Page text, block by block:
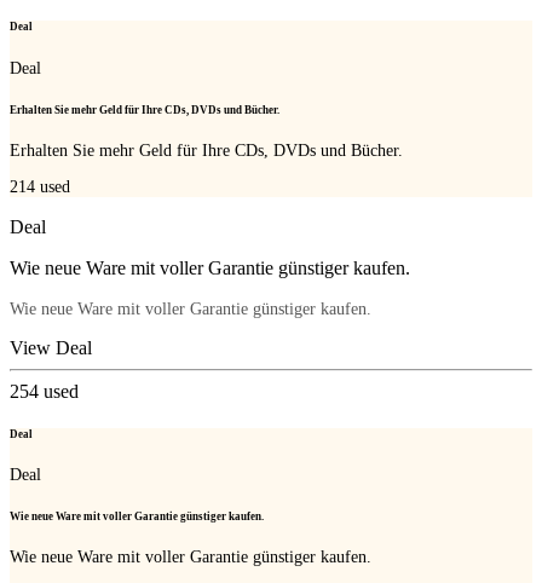
Deal
Deal
Erhalten Sie mehr Geld für Ihre CDs, DVDs und Bücher.
Erhalten Sie mehr Geld für Ihre CDs, DVDs und Bücher.
214 used
Deal
Wie neue Ware mit voller Garantie günstiger kaufen.
Wie neue Ware mit voller Garantie günstiger kaufen.
View Deal
254 used
Deal
Deal
Wie neue Ware mit voller Garantie günstiger kaufen.
Wie neue Ware mit voller Garantie günstiger kaufen.